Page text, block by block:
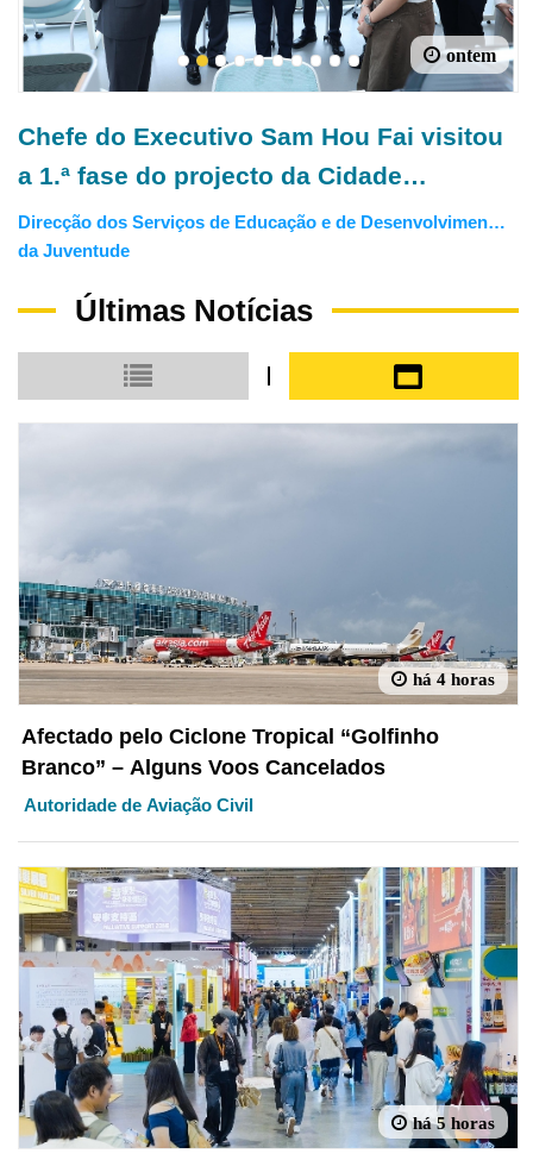
ontem
Chefe do Executivo Sam Hou Fai visitou
a 1.ª fase do projecto da Cidade
(Universitária) de Educação
Internacional de Macau e Hengqin
Direcção dos Serviços de Educação e de Desenvolvimento
da Juventude
1 2 3 4 5 6 7 8 9 10
Últimas Notícias
Modo de exibição em pequena escalaModo de
há 4 horas
Afectado pelo Ciclone Tropical “Golfinho
Branco” – Alguns Voos Cancelados
Autoridade de Aviação Civil
há 5 horas